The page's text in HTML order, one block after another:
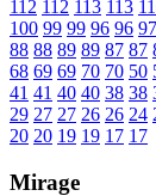
112 112 113 113
100 99 99 96 96 97
88 88 89 89 87 87
68 69 69 70 70 50
41 41 40 40 38 38
29 27 27 26 26 24
20 20 19 19 17 17
Mirage